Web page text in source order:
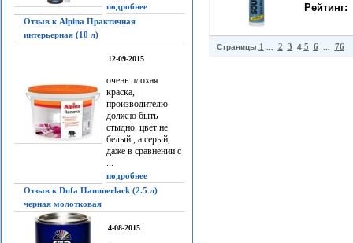
подробнее
Отзыв к Alpina Практичная
интерьерная (10 л)
12-09-2015
очень плохая
краска,
производителю
должно быть
стыдно. цвет не
белый , а серый,
даже в сравнении с
...
подробнее
Отзыв к Dufa Hammerlack (2.5 л)
черная молотковая
4-08-2015
Рейтинг:
Страницы:1 2 3 4 5 6 76